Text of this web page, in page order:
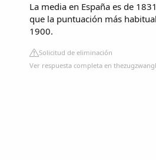
La media en España es de
que la puntuación más
1900.
Solicitud de eliminación
Ver respuesta completa en